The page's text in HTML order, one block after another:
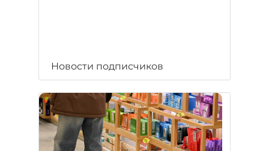
Новости подписчиков